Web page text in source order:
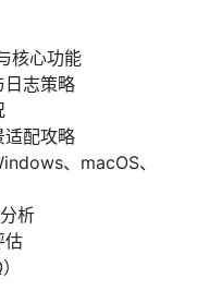
核心功能
日志策略
适配攻略
、macOS、
析
估